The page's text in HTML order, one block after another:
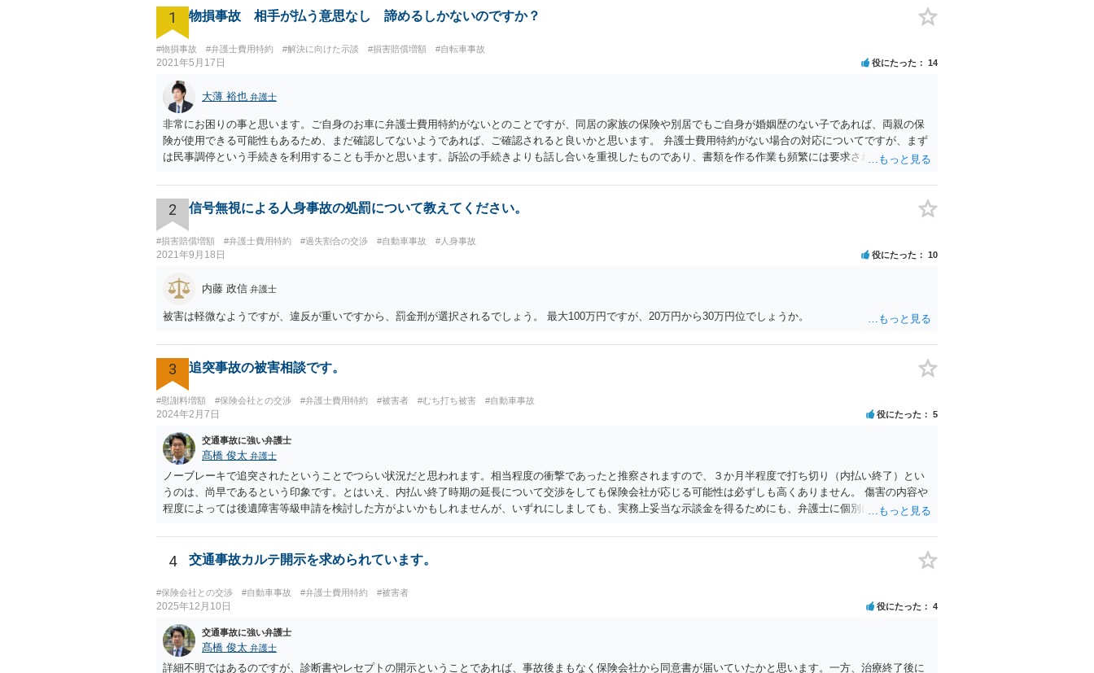
1 物損事故 相手が払う意思なし 諦めるしかないのですか？
#物損事故 #弁護士費用特約 #解決に向けた示談 #損害賠償増額 #自転車事故
2021年5月17日 役にたった 14
大薄 裕也 弁護士
非常にお困りの事と思います。ご自身のお車に弁護士費用特約がないとのことですが、同居の家族の保険や別居でもご自身が婚姻歴のない子であれば、両親の保
険が使用できる可能性もあるため、まだ確認してないようであれば、ご確認されると良いかと思います。 弁護士費用特約がない場合の対応についてですが、まず
は民事調停という手続きを利用することも手かと思います。訴訟の手続きよりも話し合いを重視したものであり、書類を作る作業も頻繁には要求されないため、
います（https://www.courts.go.jp/fukuoka/saiban/madoguti_kani/index.html）。 以上、ご参考いただけますと幸いです。
2 信号無視による人身事故の処罰について教えてください。
#損害賠償増額 #弁護士費用特約 #過失割合の交渉 #自動車事故 #人身事故
2021年9月18日 役にたった 10
内藤 政信 弁護士
被害は軽微なようですが、違反が重いですから、罰金刑が選択されるでしょう。 最大100万円ですが、20万円から30万円位でしょうか。
3 追突事故の被害相談です。
#慰謝料増額 #保険会社との交渉 #弁護士費用特約 #被害者 #むち打ち被害 #自動車事故
2024年2月7日 役にたった 5
交通事故に強い弁護士
髙橋 俊太 弁護士
ノーブレーキで追突されたということでつらい状況だと思われます。相当程度の衝撃であったと推察されますので、３か月半程度で打ち切り（内払い終了）とい
うのは、尚早であるという印象です。とはいえ、内払い終了時期の延長について交渉をしても保険会社が応じる可能性は必ずしも高くありません。 傷害の内容や
程度によっては後遺障害等級申請を検討した方がよいかもしれませんが、いずれにしましても、実務上妥当な示談金を得るためにも、弁護士に個別に相談するな
4 交通事故カルテ開示を求められています。
#保険会社との交渉 #自動車事故 #弁護士費用特約 #被害者
2025年12月10日 役にたった 4
交通事故に強い弁護士
髙橋 俊太 弁護士
詳細不明ではあるのですが、診断書やレセプトの開示ということであれば、事故後まもなく保険会社から同意書が届いていたかと思います。一方、治療終了後に